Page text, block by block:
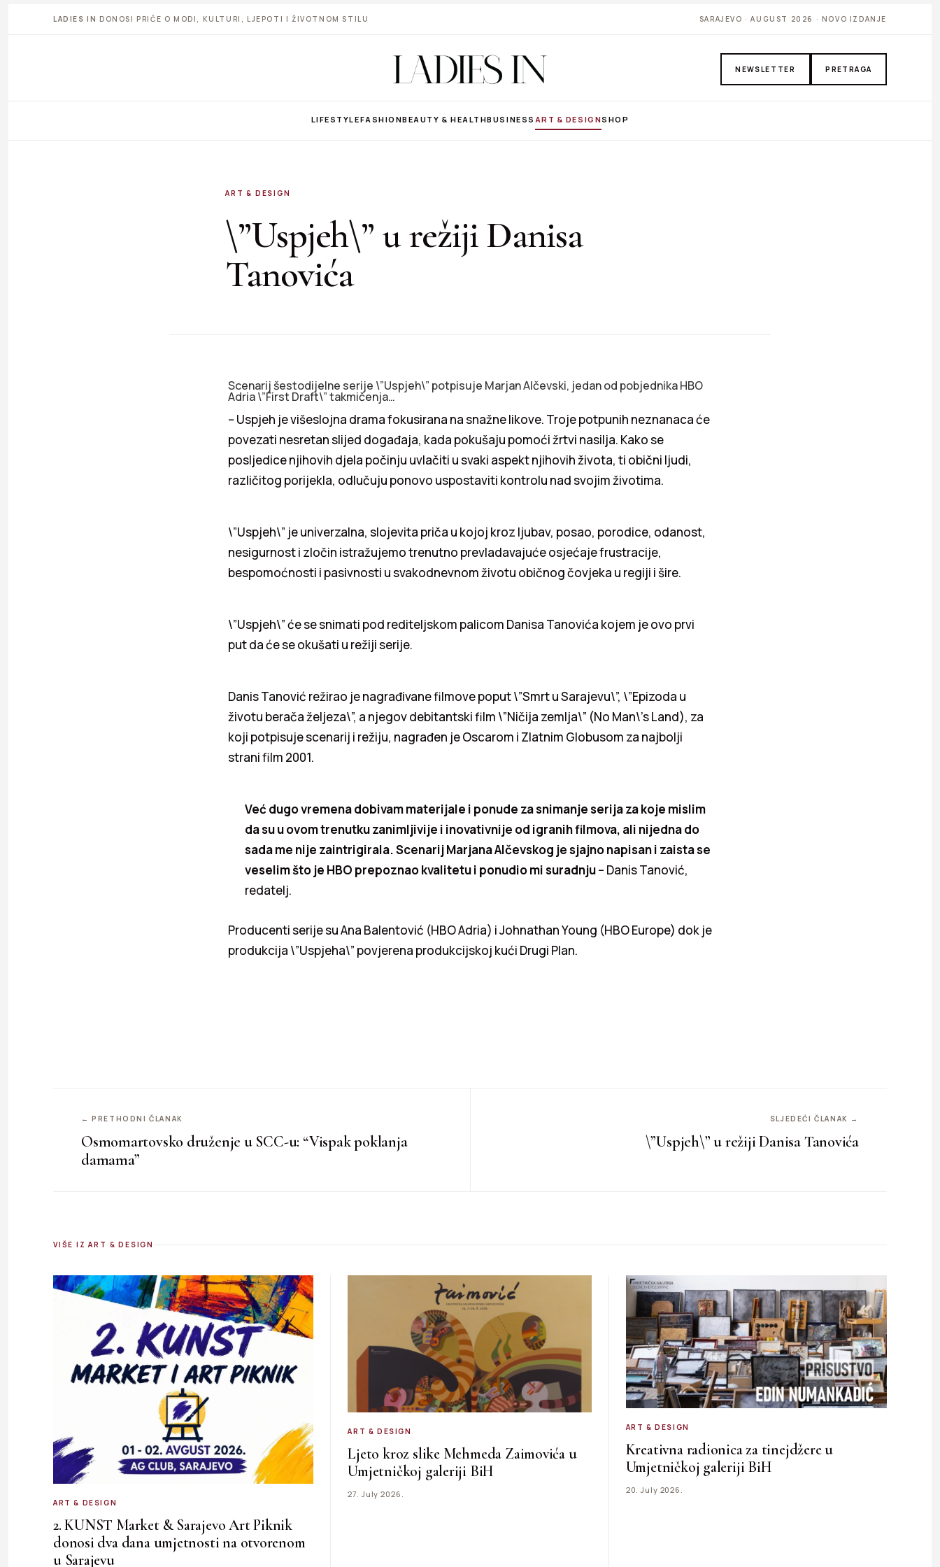
LADIES IN DONOSI PRIČE O MODI, KULTURI, LJEPOTI I ŽIVOTNOM STILU SARAJEVO · AUGUST 2026 · NOVO IZDANJE
NEWSLETTER PRETRAGA
LIFESTYLEFASHIONBEAUTY & HEALTHBUSINESS ART & DESIGNSHOP
ART & DESIGN
\”Uspjeh\” u režiji Danisa
Tanovića
Scenarij šestodijelne serije \”Uspjeh\” potpisuje Marjan Alčevski, jedan od pobjednika HBO
Adria \”First Draft\” takmičenja…
– Uspjeh je višeslojna drama fokusirana na snažne likove. Troje potpunih neznanaca će
povezati nesretan slijed događaja, kada pokušaju pomoći žrtvi nasilja. Kako se
posljedice njihovih djela počinju uvlačiti u svaki aspekt njihovih života, ti obični ljudi,
različitog porijekla, odlučuju ponovo uspostaviti kontrolu nad svojim životima.
\”Uspjeh\” je univerzalna, slojevita priča u kojoj kroz ljubav, posao, porodice, odanost,
nesigurnost i zločin istražujemo trenutno prevladavajuće osjećaje frustracije,
bespomoćnosti i pasivnosti u svakodnevnom životu običnog čovjeka u regiji i šire.
\”Uspjeh\” će se snimati pod rediteljskom palicom Danisa Tanovića kojem je ovo prvi
put da će se okušati u režiji serije.
Danis Tanović režirao je nagrađivane filmove poput \”Smrt u Sarajevu\”, \”Epizoda u
životu berača željeza\”, a njegov debitantski film \”Ničija zemlja\” (No Man\’s Land), za
koji potpisuje scenarij i režiju, nagrađen je Oscarom i Zlatnim Globusom za najbolji
strani film 2001.
Već dugo vremena dobivam materijale i ponude za snimanje serija za koje mislim
da su u ovom trenutku zanimljivije i inovativnije od igranih filmova, ali nijedna do
sada me nije zaintrigirala. Scenarij Marjana Alčevskog je sjajno napisan i zaista se
veselim što je HBO prepoznao kvalitetu i ponudio mi suradnju– Danis Tanović,
redatelj.
Producenti serije su Ana Balentović (HBO Adria) i Johnathan Young (HBO Europe) dok je
produkcija \”Uspjeha\” povjerena produkcijskoj kući Drugi Plan.
← PRETHODNI ČLANAK
Osmomartovsko druženje u SCC-u: “Vispak poklanja
damama”
SLJEDEĆI ČLANAK →
\”Uspjeh\” u režiji Danisa Tanovića
VIŠE IZ ART & DESIGN
ART & DESIGN
2. KUNST Market & Sarajevo Art Piknik
donosi dva dana umjetnosti na otvorenom
u Sarajevu
ART & DESIGN
Ljeto kroz slike Mehmeda Zaimovića u
Umjetničkoj galeriji BiH
27. July 2026.
ART & DESIGN
Kreativna radionica za tinejdžere u
Umjetničkoj galeriji BiH
20. July 2026.